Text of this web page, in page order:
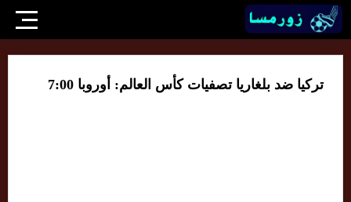
تركيا ضد بلغاريا تصفيات كأس العالم: أوروبا 7:00